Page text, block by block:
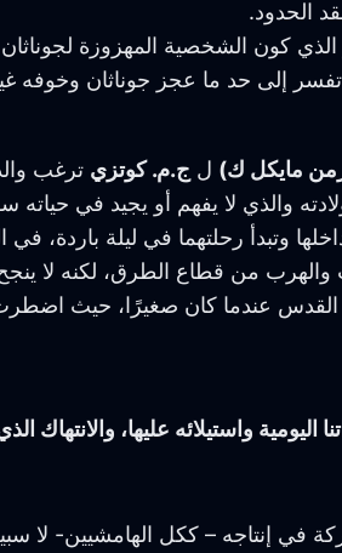
الحدود.
الذي كون الشخصية المهزوزة
تفسر إلى حد ما عجز جوناثان
مايكل ك) ل ج.م. كوتزي ترغب
والذي لا يفهم أو يجيد في حياته
وتبدأ رحلتهما في ليلة
من قطاع الطرق، لكنه لا ينجح
القدس عندما كان صغيرًا، حيث
واستيلائه عليها، والانتهاك
إنتاجه – ككل الهامشيين- لا سبيل